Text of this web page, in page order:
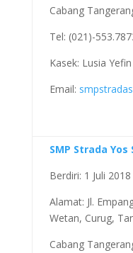
Cabang
Tel: (021)-
Kasek: Lusia
Email:
SMP Strada Yos
Berdiri: 1 Juli 2018
Alamat: Jl.
Wetan, Curug,
Cabang